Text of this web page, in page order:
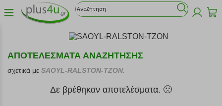
ΑΠΟΤΕΛΕΣΜΑΤΑ ΑΝΑΖΗΤΗΣΗΣ
σχετικά με SAOYL-RALSTON-TZON.
Δε βρέθηκαν αποτελέσματα. 🙁